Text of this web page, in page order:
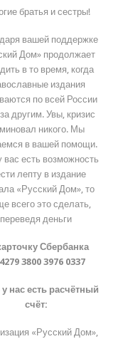
братья и сестры!
вашей поддержке
Дом» продолжает
в то время, когда
издания
по всей России
другим. Увы, кризис
никого. Мы
в вашей помощи.
вас есть возможность
лепту в издание
«Русский Дом», то
всего это сделать,
переведя деньги
Сбербанка
3800 3976 0337
нас есть расчётный
счёт:
«Русский Дом»,